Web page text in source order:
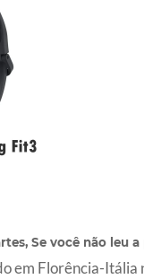
Se você não leu a
em Florência-Itália